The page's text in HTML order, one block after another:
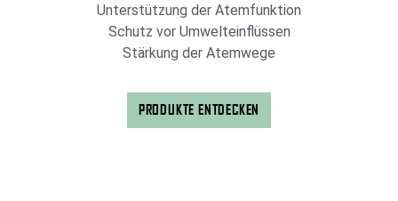
Unterstützung der Atemfunktion
Schutz vor Umwelteinflüssen
Stärkung der Atemwege
PRODUKTE ENTDECKEN